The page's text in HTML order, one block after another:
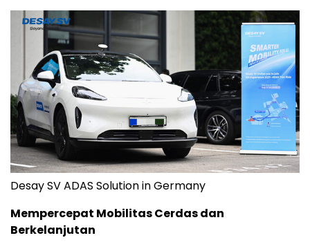
Desay SV ADAS Solution in Germany
Mempercepat Mobilitas Cerdas dan
Berkelanjutan